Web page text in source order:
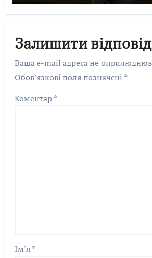
Залишити
Ваша e-mail адреса не
Обов’язкові поля позначені *
Коментар*
Ім'я*